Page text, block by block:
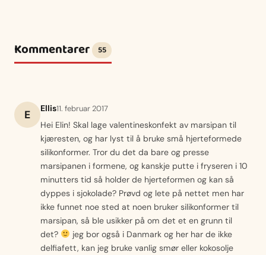
Kommentarer 55
E Ellis11. februar 2017
Hei Elin! Skal lage valentineskonfekt av marsipan til
kjæresten, og har lyst til å bruke små hjerteformede
silikonformer. Tror du det da bare og presse
marsipanen i formene, og kanskje putte i fryseren i 10
minutters tid så holder de hjerteformen og kan så
dyppes i sjokolade? Prøvd og lete på nettet men har
ikke funnet noe sted at noen bruker silikonformer til
marsipan, så ble usikker på om det et en grunn til
det?
jeg bor også i Danmark og her har de ikke
delfiafett, kan jeg bruke vanlig smør eller kokosolje